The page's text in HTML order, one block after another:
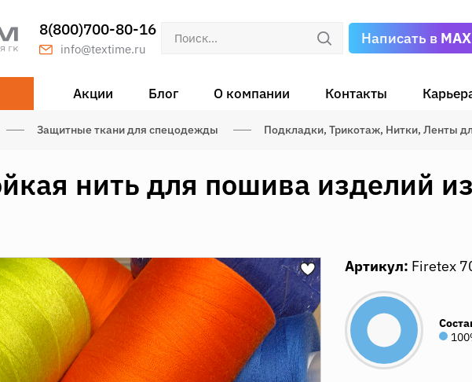
8(800)700-80-16
info@textime.ru
Написать в MAX
Акции Блог О компании Контакты
Защитные ткани для спецодежды Подкладки, Трикотаж, Нитки, Ленты
нить для пошива изделий
Артикул: Firetex